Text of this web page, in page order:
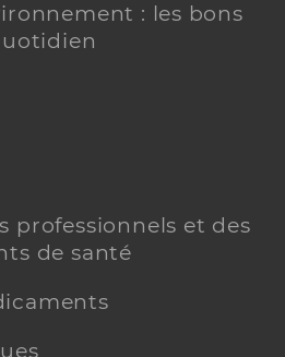
: les bons
professionnels et des
de santé